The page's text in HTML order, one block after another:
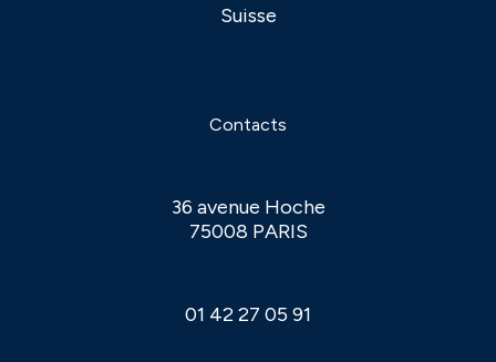
Suisse
Contacts
36 avenue Hoche
75008 PARIS
01 42 27 05 91